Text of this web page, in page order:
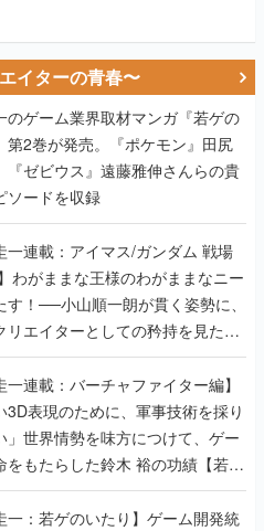
イターの青春〜
のゲーム業界取材マンガ『若ゲの
第2巻が発売。『ポケモン』田尻
『ゼビウス』遠藤雅伸さんらの貴
ソードを収録
一連載：アイマス/ガンダム 戦場
わがままな王様のわがままなニー
す！──小山順一朗が貫く姿勢に、
リエイターとしての矜持を見た
いたり最終回】
一連載：バーチャファイター編】
3D表現のために、軍事技術を採り
」世界情勢を味方につけて、ゲー
をもたらした鈴木 裕の功績【若ゲ
】
一：若ゲのいたり】ゲーム開発統